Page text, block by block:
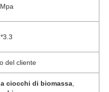
del cliente
ciocchi di biomassa